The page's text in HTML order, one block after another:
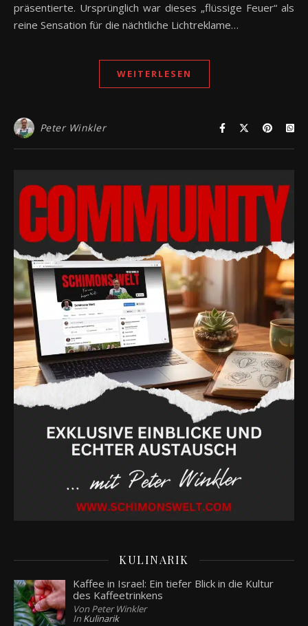
präsentierte. Ursprünglich war dieses „flüssige Feuer“ als
reine Sensation für die nächtliche Lichtreklame…
WEITERLESEN
Peter Winkler
KULINARIK
Kaffee in Israel: Ein tiefer Blick in die Kultur
des Kaffeetrinkens
Von Peter Winkler
In Kulinarik